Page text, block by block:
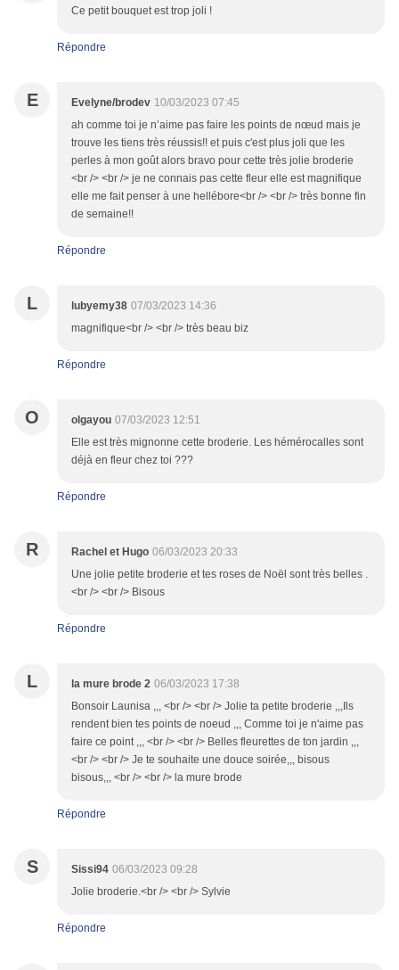
Ce petit bouquet est trop joli !
Répondre
E Evelyne/brodev 10/03/2023 07:45
ah comme toi je n’aime pas faire les points de nœud mais je
trouve les tiens très réussis!! et puis c'est plus joli que les
perles à mon goût alors bravo pour cette très jolie broderie
<br /> <br /> je ne connais pas cette fleur elle est magnifique
elle me fait penser à une hellébore<br /> <br /> très bonne fin
de semaine!!
Répondre
L lubyemy38 07/03/2023 14:36
magnifique<br /> <br /> très beau biz
Répondre
O olgayou 07/03/2023 12:51
Elle est très mignonne cette broderie. Les hémérocalles sont
déjà en fleur chez toi ???
Répondre
R Rachel et Hugo 06/03/2023 20:33
Une jolie petite broderie et tes roses de Noël sont très belles .
<br /> <br /> Bisous
Répondre
L la mure brode 2 06/03/2023 17:38
Bonsoir Launisa ,,, <br /> <br /> Jolie ta petite broderie ,,,Ils
rendent bien tes points de noeud ,,, Comme toi je n'aime pas
faire ce point ,,, <br /> <br /> Belles fleurettes de ton jardin ,,,
<br /> <br /> Je te souhaite une douce soirée,,, bisous
bisous,,, <br /> <br /> la mure brode
Répondre
S Sissi94 06/03/2023 09:28
Jolie broderie.<br /> <br /> Sylvie
Répondre